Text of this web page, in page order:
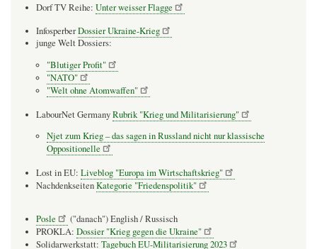
Dorf TV Reihe: Unter weisser Flagge
InfosperberDossier Ukraine-Krieg
junge Welt Dossiers:
"Blutiger Profit"
"NATO"
"Welt ohne Atomwaffen"
LabourNet GermanyRubrik "Krieg und Militarisierung"
Njet zum Krieg – das sagen in Russland nicht nur klassische
Oppositionelle
Lost in EU: Liveblog "Europa im Wirtschaftskrieg"
NachdenkseitenKategorie "Friedenspolitik"
Posle
("danach") English / Russisch
PROKLA: Dossier "Krieg gegen die Ukraine"
Solidarwerkstatt: Tagebuch EU-Militarisierung 2023